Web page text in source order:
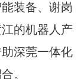
装备、谢岗
的机器人产
深莞一体化
。